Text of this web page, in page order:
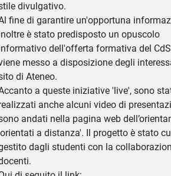
divulgativo.
fine di garantire un'opportuna
è stato predisposto un opuscolo
dell'offerta formativa del
messo a disposizione degli
di Ateneo.
a queste iniziative 'live', sono
anche alcuni video di
andati nella pagina web
a distanza'. Il progetto è stato
dagli studenti con la